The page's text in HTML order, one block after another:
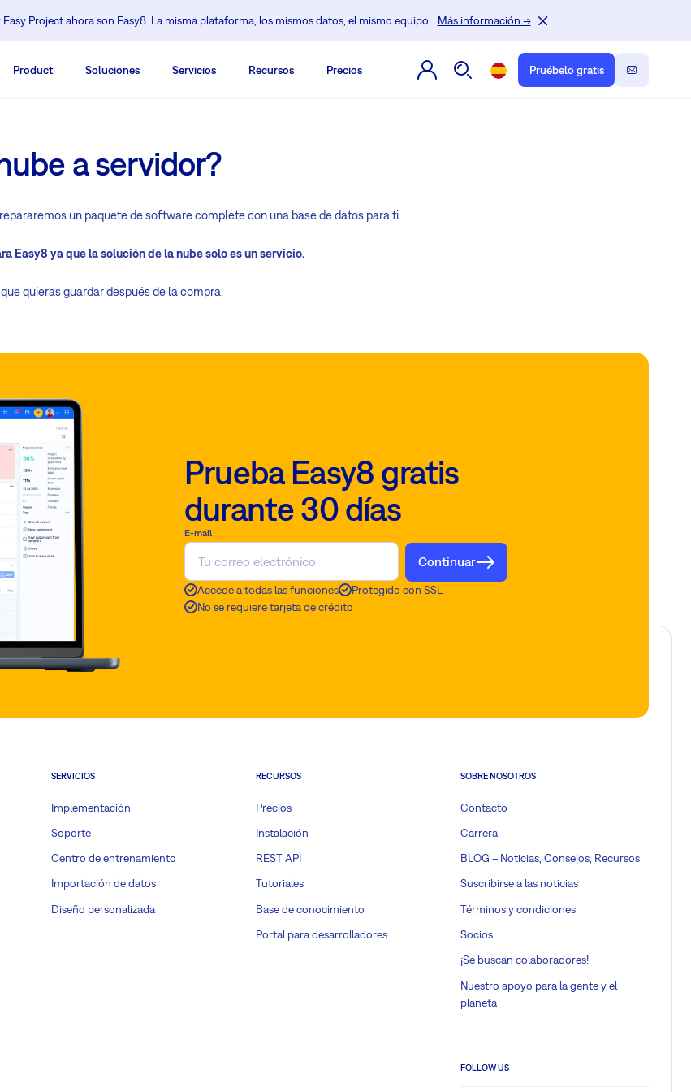
Project ahora son Easy8. La misma plataforma, los mismos datos, el mismo equipo. Más información →
Product Soluciones Servicios Recursos Precios Pruébelo gratis
a servidor?
un paquete de software complete con una base de datos para ti.
Easy8 ya que la solución de la nube solo es un servicio.
quieras guardar después de la compra.
Prueba Easy8 gratis
durante 30 días
E-mail
Continuar
Accede a todas las funciones
Protegido con SSL
No se requiere tarjeta de crédito
SERVICIOS
Implementación
Soporte
Centro de entrenamiento
Importación de datos
Diseño personalizada
RECURSOS
Precios
Instalación
REST API
Tutoriales
Base de conocimiento
Portal para desarrolladores
SOBRE NOSOTROS
Contacto
Carrera
BLOG – Noticias, Consejos, Recursos
Suscribirse a las noticias
Términos y condiciones
Socios
¡Se buscan colaboradores!
Nuestro apoyo para la gente y el
planeta
FOLLOW US